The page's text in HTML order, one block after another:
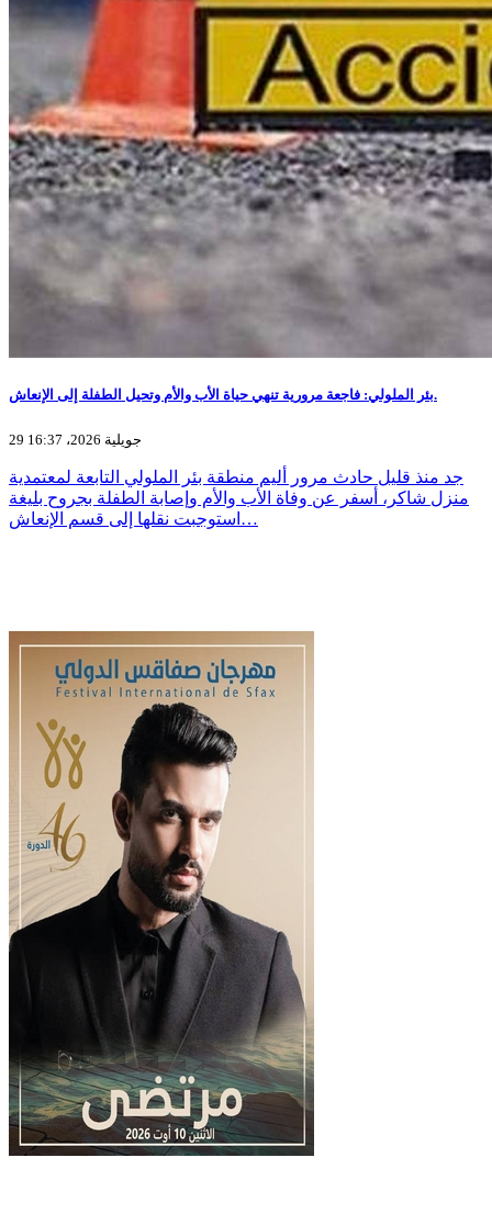
بئر الملولي: فاجعة مرورية تنهي حياة الأب والأم وتحيل الطفلة إلى الإنعاش.
29 جويلية 2026، 16:37
جد منذ قليل حادث مرور أليم منطقة بئر الملولي التابعة لمعتمدية
منزل شاكر، أسفر عن وفاة الأب والأم وإصابة الطفلة بجروح بليغة
استوجبت نقلها إلى قسم الإنعاش…